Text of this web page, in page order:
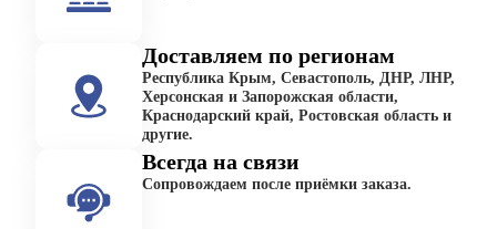
Доставляем по регионам
Республика Крым, Севастополь, ДНР, ЛНР,
Херсонская и Запорожская области,
Краснодарский край, Ростовская область и
другие.
Всегда на связи
Сопровождаем после приёмки заказа.